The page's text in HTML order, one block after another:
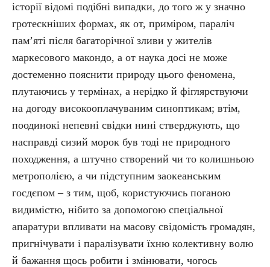
історії відомі подібні випадки, до того ж у значно
гротескніших формах, як от, приміром, параліч
пам’яті після багаторічної зливи у жителів
маркесового макондо, а от наука досі не може
достеменно пояснити природу цього феномена,
плутаючись у термінах, а нерідко й фіглярствуючи
на догоду високооплачуваним синоптикам; втім,
поодинокі непевні свідки нині стверджують, що
насправді сизий морок був тоді не природного
походження, а штучно створений чи то колишньою
метрополією, а чи підступним заокеанським
госдєпом – з тим, щоб, користуючись поганою
видимістю, нібито за допомогою спеціальної
апаратури впливати на масову свідомість громадян,
пригнічувати і паралізувати їхню колективну волю
й бажання щось робити і змінювати, чогось